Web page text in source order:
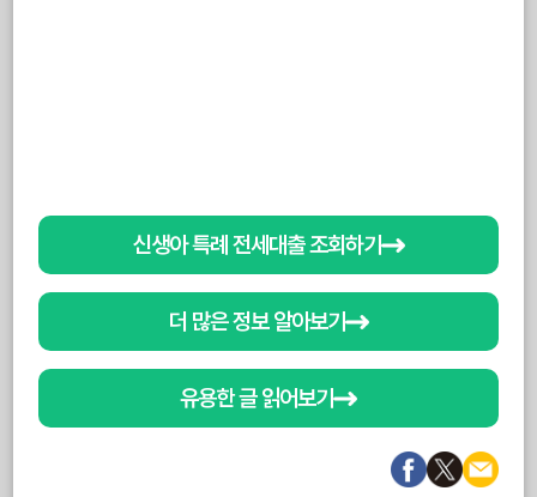
신생아 특례 전세대출 조회하기
더 많은 정보 알아보기
유용한 글 읽어보기